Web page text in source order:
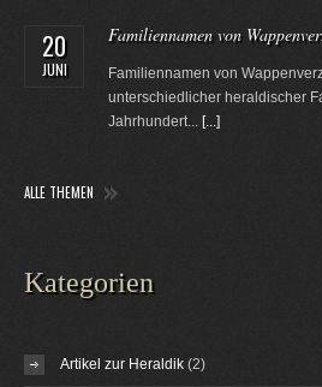
20
JUNI
Familiennamen von
Familiennamen von
unterschiedlicher heraldischer
Jahrhundert... [...]
ALLE THEMEN
Kategorien
Artikel zur Heraldik (2)